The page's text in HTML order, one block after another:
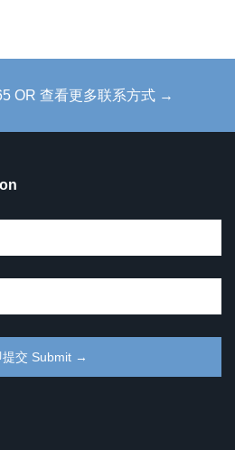
OR 查看更多联系方式 →